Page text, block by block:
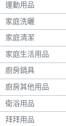
運動用品
家庭洗曬
家庭清潔
家庭生活用品
廚房鍋具
廚房其他用品
衛浴用品
拜拜用品